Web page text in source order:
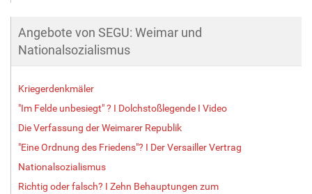
Angebote von SEGU: Weimar und
Nationalsozialismus
Kriegerdenkmäler
"Im Felde unbesiegt" ? I Dolchstoßlegende I Video
Die Verfassung der Weimarer Republik
"Eine Ordnung des Friedens"? I Der Versailler Vertrag
Nationalsozialismus
Richtig oder falsch? I Zehn Behauptungen zum